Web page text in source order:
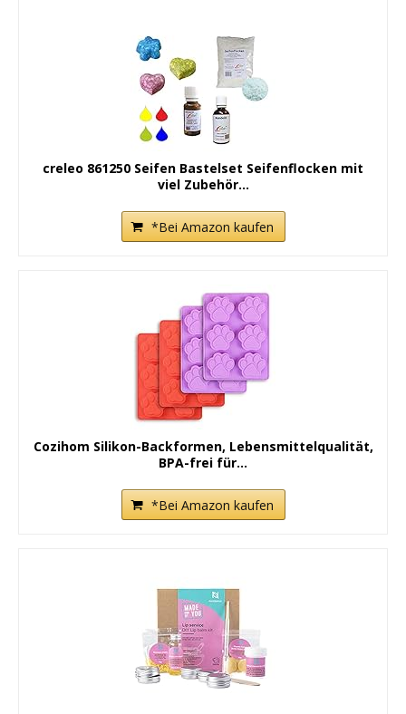
creleo 861250 Seifen Bastelset Seifenflocken mit
viel Zubehör...
*Bei Amazon kaufen
Cozihom Silikon-Backformen, Lebensmittelqualität,
BPA-frei für...
*Bei Amazon kaufen